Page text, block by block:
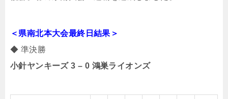
＜県南北本大会最終日結果 ＞
◆ 準決勝
小針ヤンキーズ 3 – 0 鴻巣ライオンズ